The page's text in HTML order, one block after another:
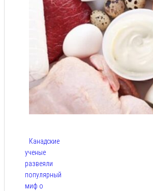
Канадские
ученые
развеяли
популярный
миф о